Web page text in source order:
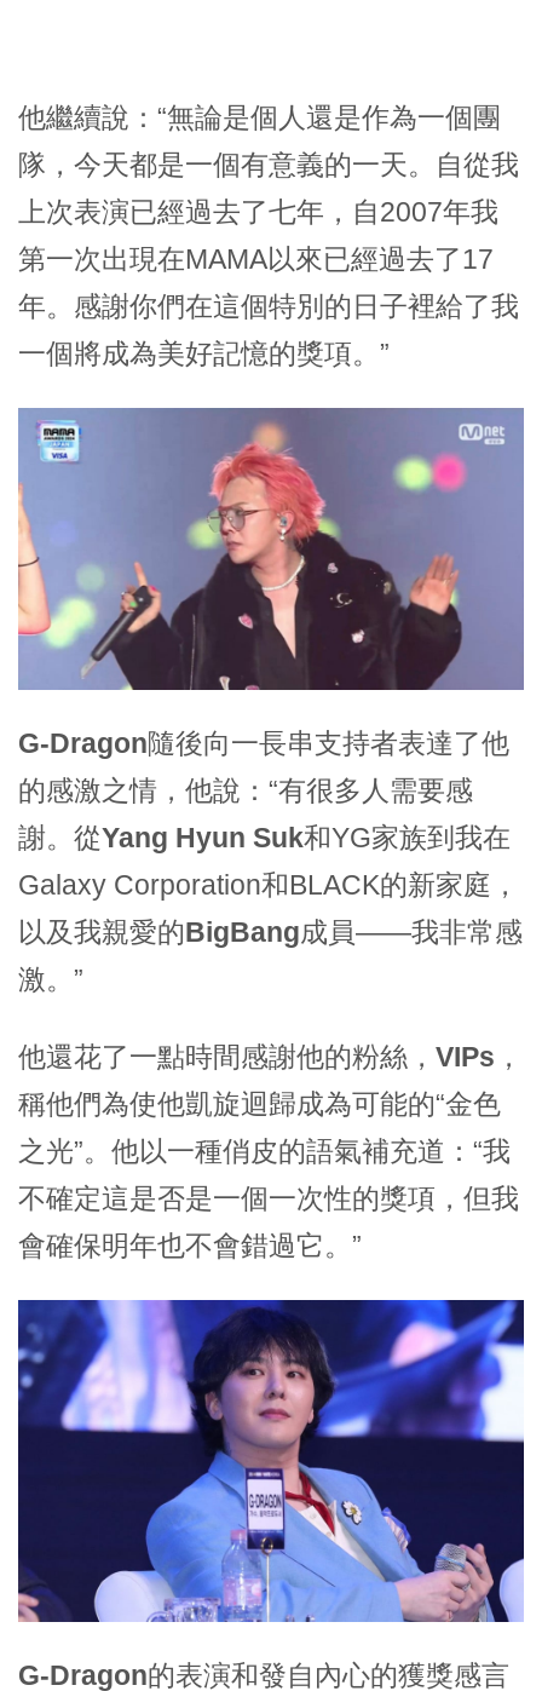
他繼續說：“無論是個人還是作為一個團
隊，今天都是一個有意義的一天。自從我
上次表演已經過去了七年，自2007年我
第一次出現在MAMA以來已經過去了17
年。感謝你們在這個特別的日子裡給了我
一個將成為美好記憶的獎項。”
G-Dragon隨後向一長串支持者表達了他
的感激之情，他說：“有很多人需要感
謝。從Yang Hyun Suk和YG家族到我在
Galaxy Corporation和BLACK的新家庭，
以及我親愛的BigBang成員——我非常感
激。”
他還花了一點時間感謝他的粉絲， VIPs ，
稱他們為使他凱旋迴歸成為可能的“金色
之光”。他以一種俏皮的語氣補充道：“我
不確定這是否是一個一次性的獎項，但我
會確保明年也不會錯過它。”
G-Dragon的表演和發自內心的獲獎感言